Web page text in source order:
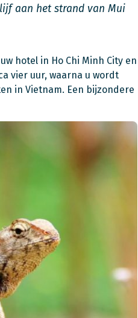
aan het strand van Mui
hotel in Ho Chi Minh City en
vier uur, waarna u wordt
in Vietnam. Een bijzondere